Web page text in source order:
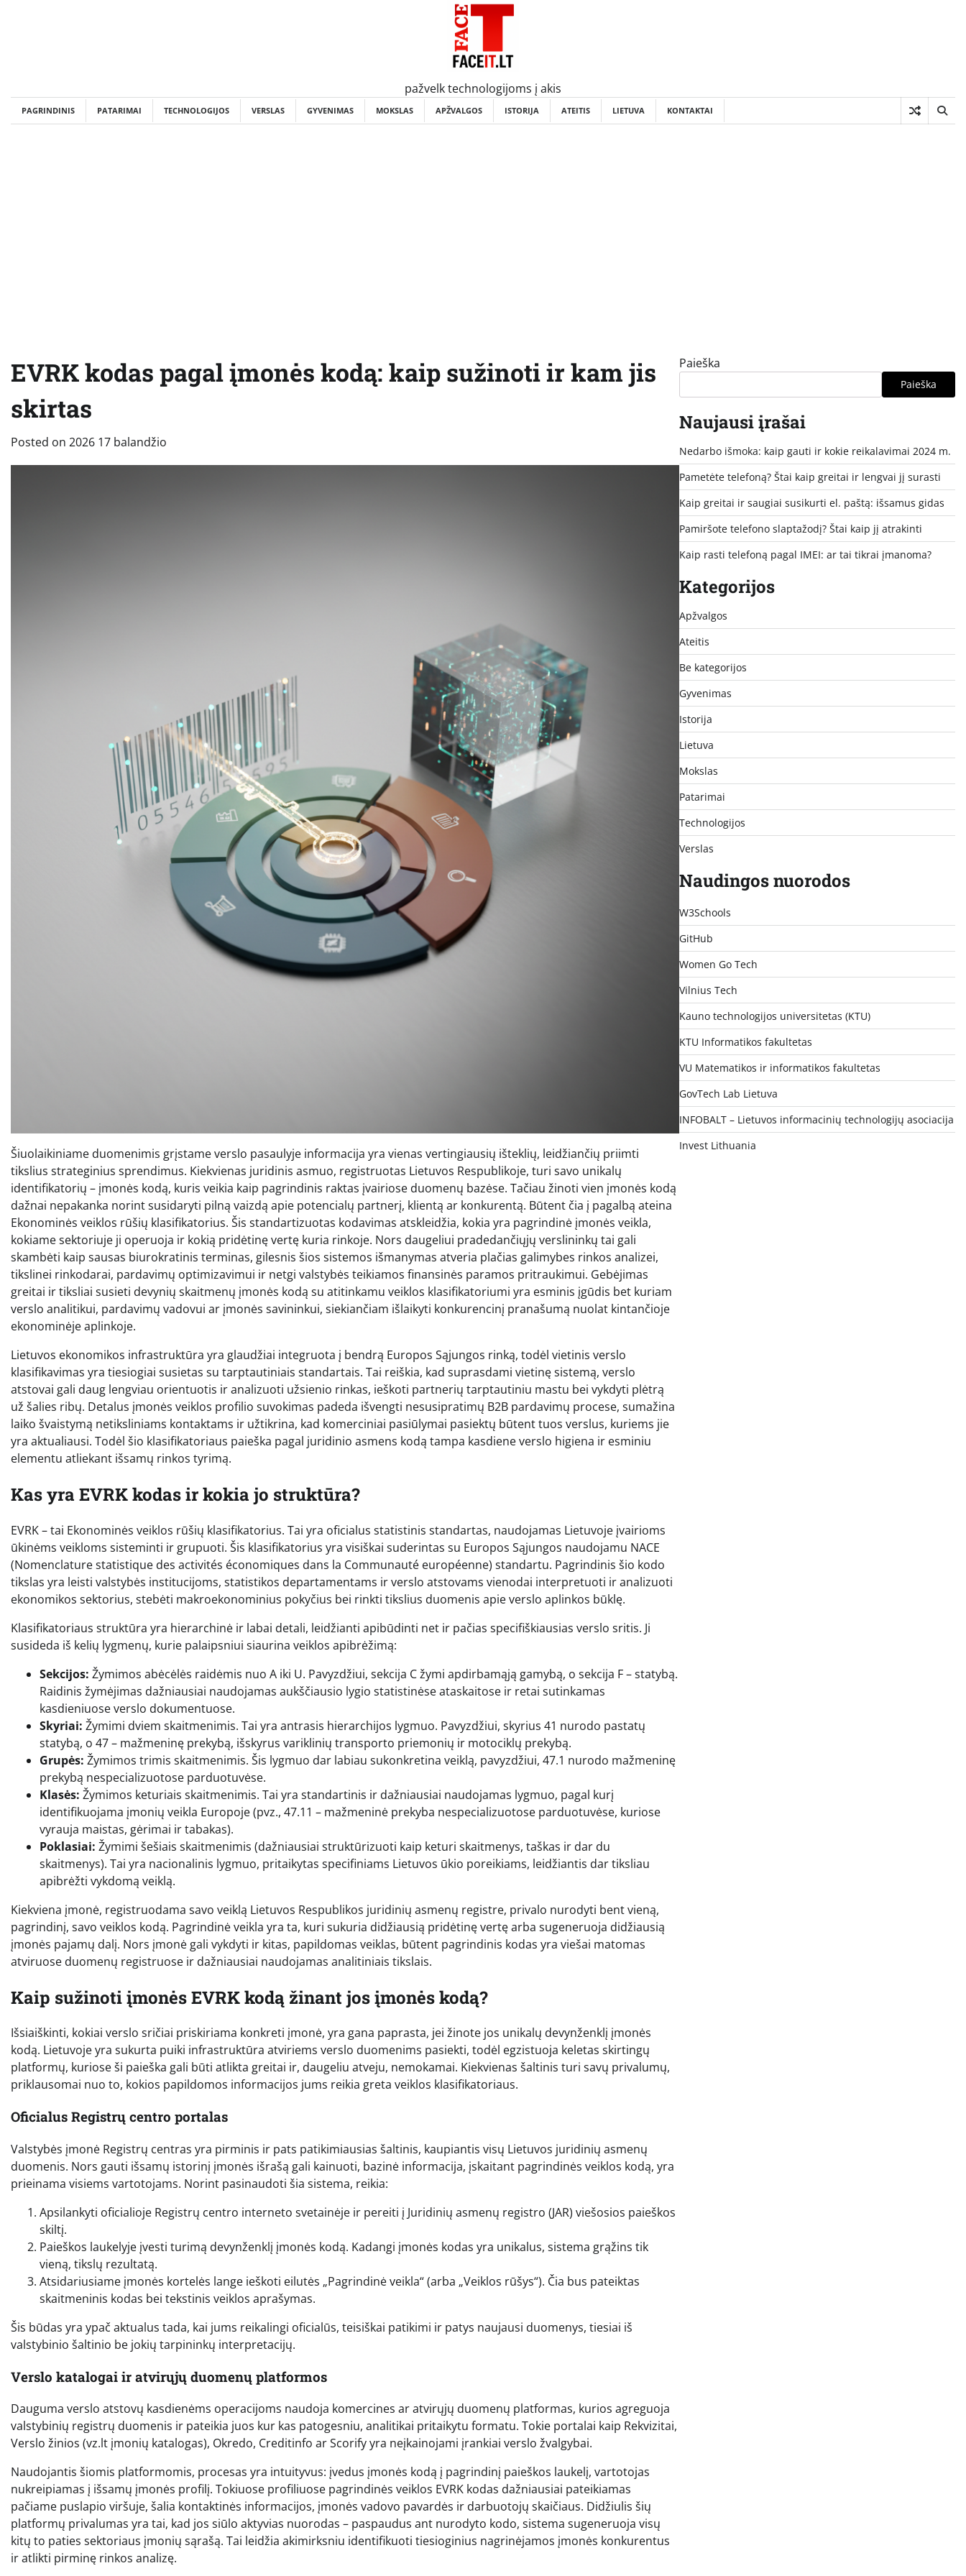
pažvelk technologijoms į akis
PAGRINDINIS PATARIMAI TECHNOLOGIJOS VERSLAS GYVENIMAS MOKSLAS APŽVALGOS ISTORIJA ATEITIS LIETUVA KONTAKTAI
EVRK kodas pagal įmonės kodą: kaip sužinoti ir kam jis
skirtas
Posted on 2026 17 balandžio
Šiuolaikiniame duomenimis grįstame verslo pasaulyje informacija yra vienas vertingiausių išteklių, leidžiančių priimti
tikslius strateginius sprendimus. Kiekvienas juridinis asmuo, registruotas Lietuvos Respublikoje, turi savo unikalų
identifikatorių – įmonės kodą, kuris veikia kaip pagrindinis raktas įvairiose duomenų bazėse. Tačiau žinoti vien įmonės kodą
dažnai nepakanka norint susidaryti pilną vaizdą apie potencialų partnerį, klientą ar konkurentą. Būtent čia į pagalbą ateina
Ekonominės veiklos rūšių klasifikatorius. Šis standartizuotas kodavimas atskleidžia, kokia yra pagrindinė įmonės veikla,
kokiame sektoriuje ji operuoja ir kokią pridėtinę vertę kuria rinkoje. Nors daugeliui pradedančiųjų verslininkų tai gali
skambėti kaip sausas biurokratinis terminas, gilesnis šios sistemos išmanymas atveria plačias galimybes rinkos analizei,
tikslinei rinkodarai, pardavimų optimizavimui ir netgi valstybės teikiamos finansinės paramos pritraukimui. Gebėjimas
greitai ir tiksliai susieti devynių skaitmenų įmonės kodą su atitinkamu veiklos klasifikatoriumi yra esminis įgūdis bet kuriam
verslo analitikui, pardavimų vadovui ar įmonės savininkui, siekiančiam išlaikyti konkurencinį pranašumą nuolat kintančioje
ekonominėje aplinkoje.
Lietuvos ekonomikos infrastruktūra yra glaudžiai integruota į bendrą Europos Sąjungos rinką, todėl vietinis verslo
klasifikavimas yra tiesiogiai susietas su tarptautiniais standartais. Tai reiškia, kad suprasdami vietinę sistemą, verslo
atstovai gali daug lengviau orientuotis ir analizuoti užsienio rinkas, ieškoti partnerių tarptautiniu mastu bei vykdyti plėtrą
už šalies ribų. Detalus įmonės veiklos profilio suvokimas padeda išvengti nesusipratimų B2B pardavimų procese, sumažina
laiko švaistymą netiksliniams kontaktams ir užtikrina, kad komerciniai pasiūlymai pasiektų būtent tuos verslus, kuriems jie
yra aktualiausi. Todėl šio klasifikatoriaus paieška pagal juridinio asmens kodą tampa kasdiene verslo higiena ir esminiu
elementu atliekant išsamų rinkos tyrimą.
Kas yra EVRK kodas ir kokia jo struktūra?
EVRK – tai Ekonominės veiklos rūšių klasifikatorius. Tai yra oficialus statistinis standartas, naudojamas Lietuvoje įvairioms
ūkinėms veikloms sisteminti ir grupuoti. Šis klasifikatorius yra visiškai suderintas su Europos Sąjungos naudojamu NACE
(Nomenclature statistique des activités économiques dans la Communauté européenne) standartu. Pagrindinis šio kodo
tikslas yra leisti valstybės institucijoms, statistikos departamentams ir verslo atstovams vienodai interpretuoti ir analizuoti
ekonomikos sektorius, stebėti makroekonominius pokyčius bei rinkti tikslius duomenis apie verslo aplinkos būklę.
Klasifikatoriaus struktūra yra hierarchinė ir labai detali, leidžianti apibūdinti net ir pačias specifiškiausias verslo sritis. Ji
susideda iš kelių lygmenų, kurie palaipsniui siaurina veiklos apibrėžimą:
Sekcijos: Žymimos abėcėlės raidėmis nuo A iki U. Pavyzdžiui, sekcija C žymi apdirbamąją gamybą, o sekcija F – statybą.
Raidinis žymėjimas dažniausiai naudojamas aukščiausio lygio statistinėse ataskaitose ir retai sutinkamas
kasdieniuose verslo dokumentuose.
Skyriai: Žymimi dviem skaitmenimis. Tai yra antrasis hierarchijos lygmuo. Pavyzdžiui, skyrius 41 nurodo pastatų
statybą, o 47 – mažmeninę prekybą, išskyrus variklinių transporto priemonių ir motociklų prekybą.
Grupės: Žymimos trimis skaitmenimis. Šis lygmuo dar labiau sukonkretina veiklą, pavyzdžiui, 47.1 nurodo mažmeninę
prekybą nespecializuotose parduotuvėse.
Klasės: Žymimos keturiais skaitmenimis. Tai yra standartinis ir dažniausiai naudojamas lygmuo, pagal kurį
identifikuojama įmonių veikla Europoje (pvz., 47.11 – mažmeninė prekyba nespecializuotose parduotuvėse, kuriose
vyrauja maistas, gėrimai ir tabakas).
Poklasiai: Žymimi šešiais skaitmenimis (dažniausiai struktūrizuoti kaip keturi skaitmenys, taškas ir dar du
skaitmenys). Tai yra nacionalinis lygmuo, pritaikytas specifiniams Lietuvos ūkio poreikiams, leidžiantis dar tiksliau
apibrėžti vykdomą veiklą.
Kiekviena įmonė, registruodama savo veiklą Lietuvos Respublikos juridinių asmenų registre, privalo nurodyti bent vieną,
pagrindinį, savo veiklos kodą. Pagrindinė veikla yra ta, kuri sukuria didžiausią pridėtinę vertę arba sugeneruoja didžiausią
įmonės pajamų dalį. Nors įmonė gali vykdyti ir kitas, papildomas veiklas, būtent pagrindinis kodas yra viešai matomas
atviruose duomenų registruose ir dažniausiai naudojamas analitiniais tikslais.
Kaip sužinoti įmonės EVRK kodą žinant jos įmonės kodą?
Išsiaiškinti, kokiai verslo sričiai priskiriama konkreti įmonė, yra gana paprasta, jei žinote jos unikalų devynženklį įmonės
kodą. Lietuvoje yra sukurta puiki infrastruktūra atviriems verslo duomenims pasiekti, todėl egzistuoja keletas skirtingų
platformų, kuriose ši paieška gali būti atlikta greitai ir, daugeliu atveju, nemokamai. Kiekvienas šaltinis turi savų privalumų,
priklausomai nuo to, kokios papildomos informacijos jums reikia greta veiklos klasifikatoriaus.
Oficialus Registrų centro portalas
Valstybės įmonė Registrų centras yra pirminis ir pats patikimiausias šaltinis, kaupiantis visų Lietuvos juridinių asmenų
duomenis. Nors gauti išsamų istorinį įmonės išrašą gali kainuoti, bazinė informacija, įskaitant pagrindinės veiklos kodą, yra
prieinama visiems vartotojams. Norint pasinaudoti šia sistema, reikia:
Apsilankyti oficialioje Registrų centro interneto svetainėje ir pereiti į Juridinių asmenų registro (JAR) viešosios paieškos
skiltį.
Paieškos laukelyje įvesti turimą devynženklį įmonės kodą. Kadangi įmonės kodas yra unikalus, sistema grąžins tik
vieną, tikslų rezultatą.
Atsidariusiame įmonės kortelės lange ieškoti eilutės „Pagrindinė veikla“ (arba „Veiklos rūšys“). Čia bus pateiktas
skaitmeninis kodas bei tekstinis veiklos aprašymas.
Šis būdas yra ypač aktualus tada, kai jums reikalingi oficialūs, teisiškai patikimi ir patys naujausi duomenys, tiesiai iš
valstybinio šaltinio be jokių tarpininkų interpretacijų.
Verslo katalogai ir atvirųjų duomenų platformos
Dauguma verslo atstovų kasdienėms operacijoms naudoja komercines ar atvirųjų duomenų platformas, kurios agreguoja
valstybinių registrų duomenis ir pateikia juos kur kas patogesniu, analitikai pritaikytu formatu. Tokie portalai kaip Rekvizitai,
Verslo žinios (vz.lt įmonių katalogas), Okredo, Creditinfo ar Scorify yra neįkainojami įrankiai verslo žvalgybai.
Naudojantis šiomis platformomis, procesas yra intuityvus: įvedus įmonės kodą į pagrindinį paieškos laukelį, vartotojas
nukreipiamas į išsamų įmonės profilį. Tokiuose profiliuose pagrindinės veiklos EVRK kodas dažniausiai pateikiamas
pačiame puslapio viršuje, šalia kontaktinės informacijos, įmonės vadovo pavardės ir darbuotojų skaičiaus. Didžiulis šių
platformų privalumas yra tai, kad jos siūlo aktyvias nuorodas – paspaudus ant nurodyto kodo, sistema sugeneruoja visų
kitų to paties sektoriaus įmonių sąrašą. Tai leidžia akimirksniu identifikuoti tiesioginius nagrinėjamos įmonės konkurentus
ir atlikti pirminę rinkos analizę.
Paieška
Paieška
Naujausi įrašai
Nedarbo išmoka: kaip gauti ir kokie reikalavimai 2024 m.
Pametėte telefoną? Štai kaip greitai ir lengvai jį surasti
Kaip greitai ir saugiai susikurti el. paštą: išsamus gidas
Pamiršote telefono slaptažodį? Štai kaip jį atrakinti
Kaip rasti telefoną pagal IMEI: ar tai tikrai įmanoma?
Kategorijos
Apžvalgos
Ateitis
Be kategorijos
Gyvenimas
Istorija
Lietuva
Mokslas
Patarimai
Technologijos
Verslas
Naudingos nuorodos
W3Schools
GitHub
Women Go Tech
Vilnius Tech
Kauno technologijos universitetas (KTU)
KTU Informatikos fakultetas
VU Matematikos ir informatikos fakultetas
GovTech Lab Lietuva
INFOBALT – Lietuvos informacinių technologijų asociacija
Invest Lithuania